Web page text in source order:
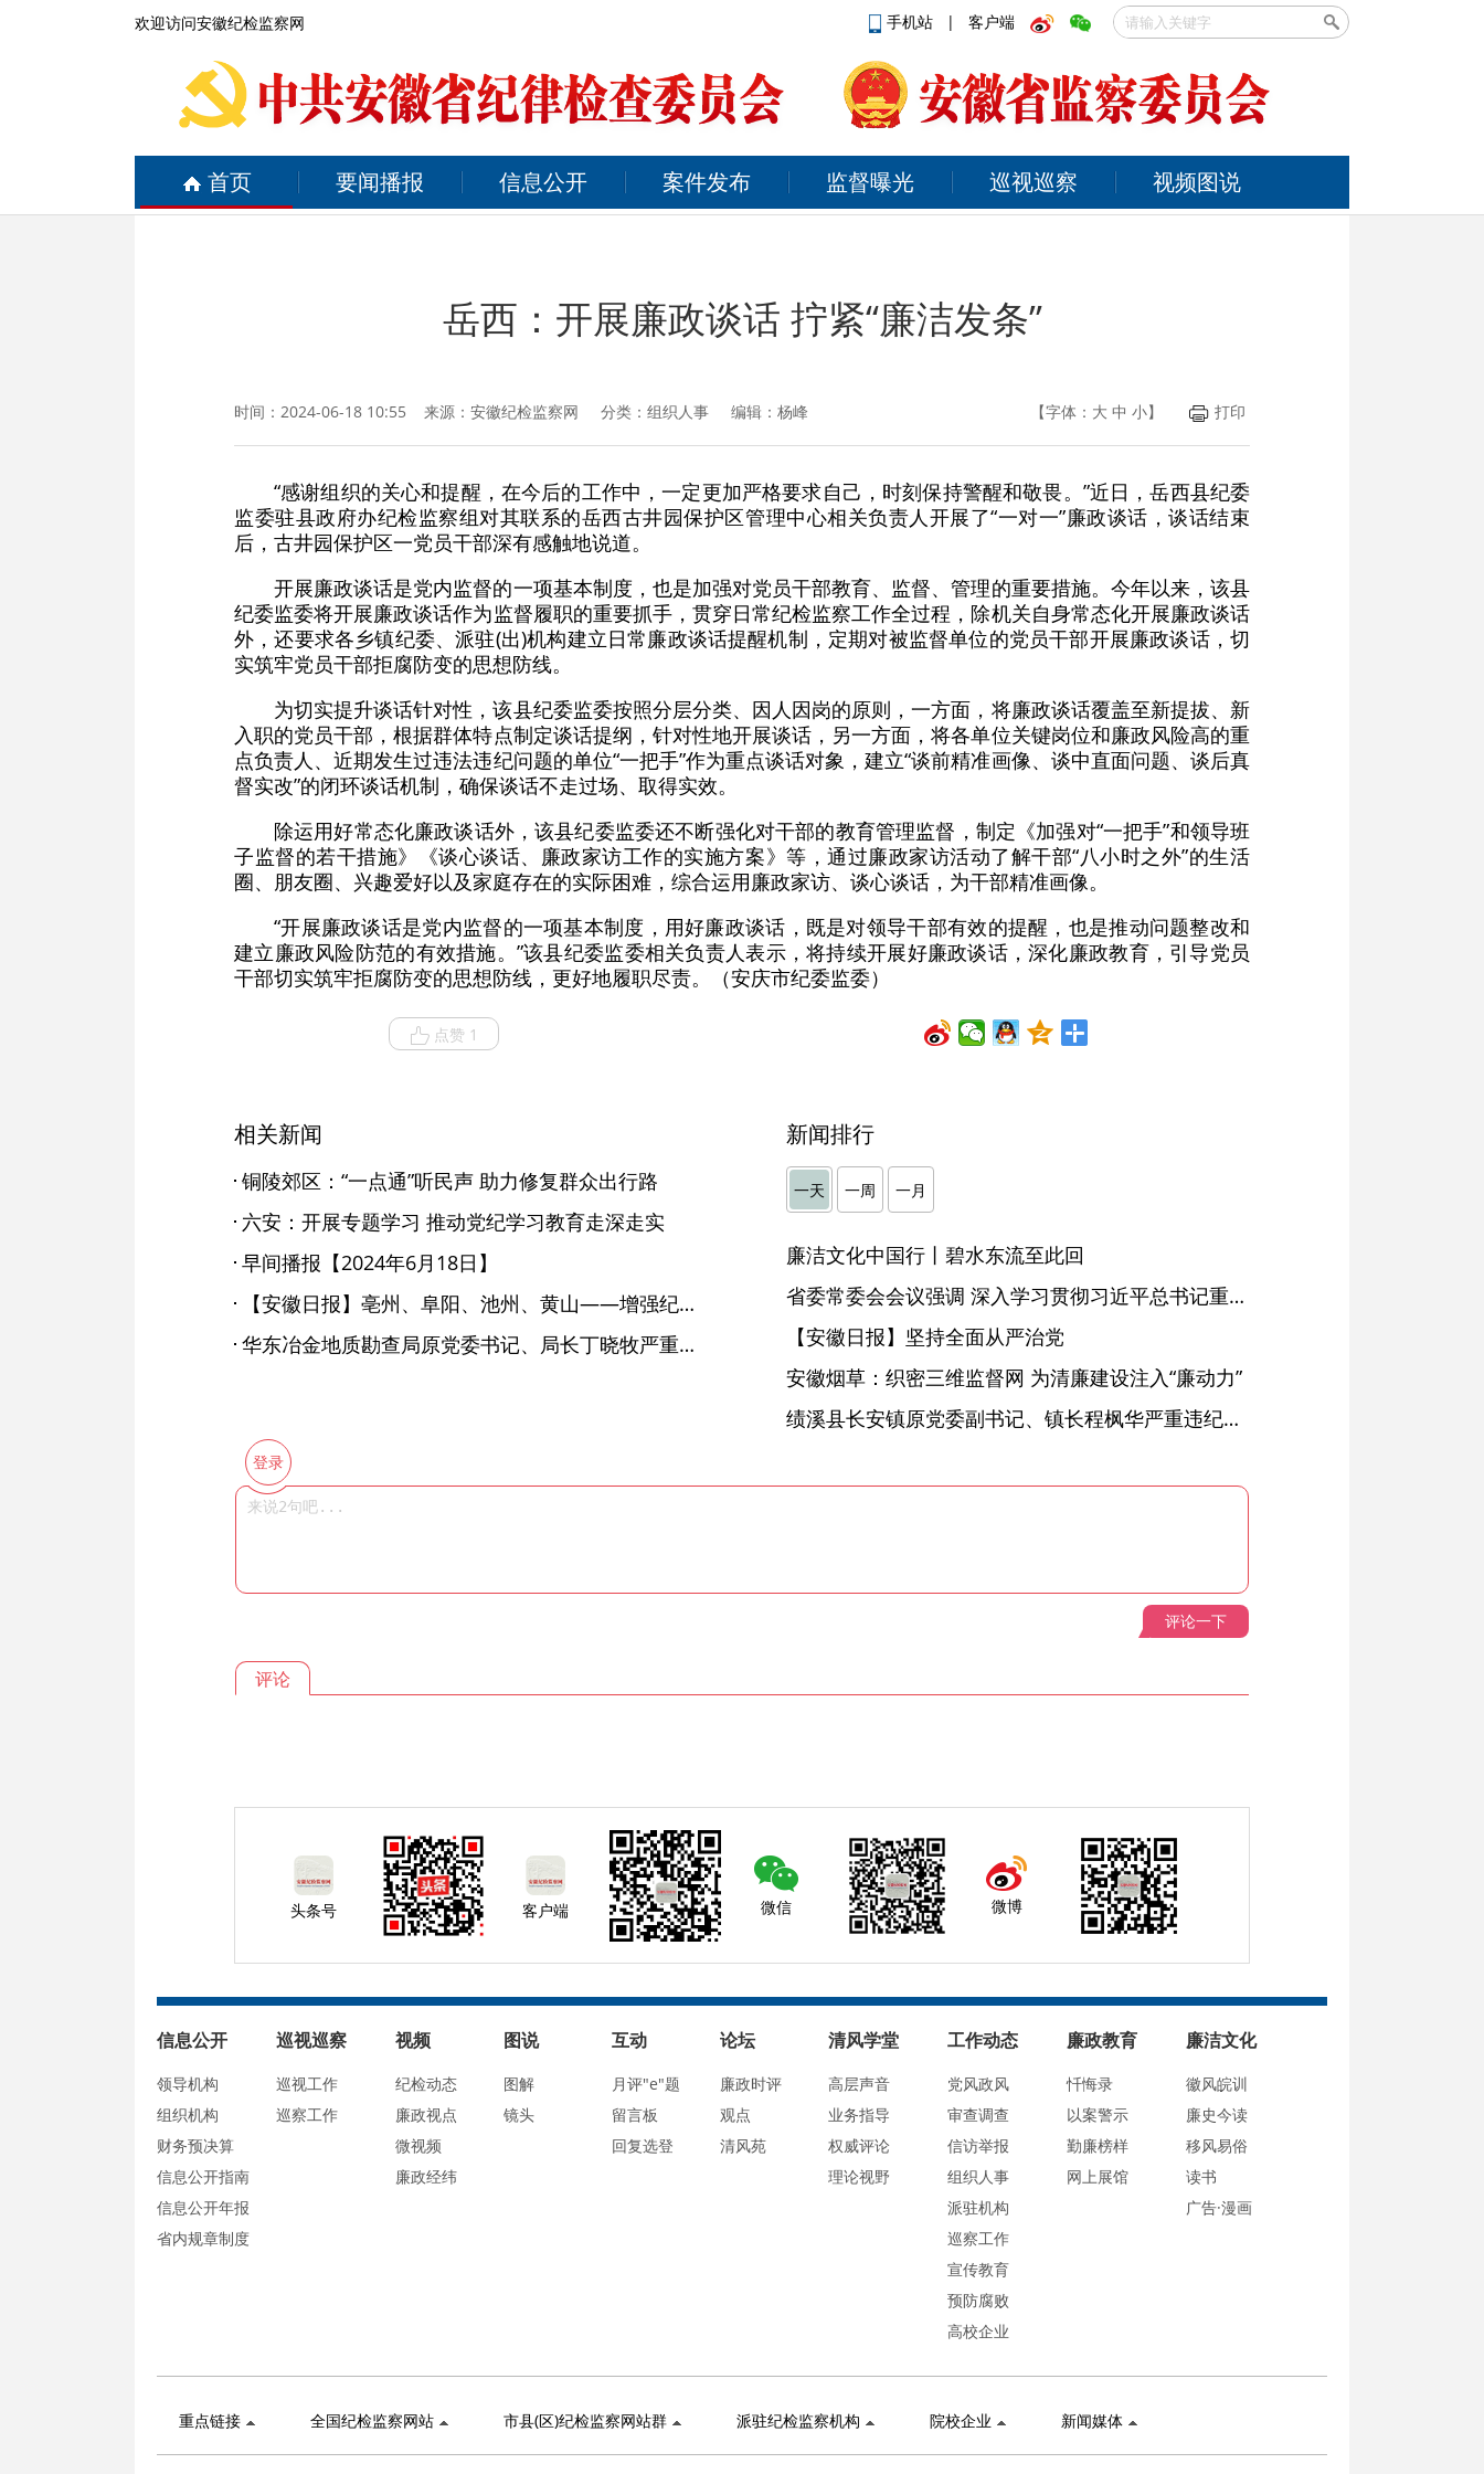
欢迎访问安徽纪检监察网 手机站 | 客户端
首页 要闻播报 信息公开 案件发布 监督曝光 巡视巡察 视频图说
岳西：开展廉政谈话 拧紧“廉洁发条”
时间：2024-06-18 10:55 来源： 安徽纪检监察网 分类：组织人事 编辑：杨峰 【字体： 大 中 小】 打印
“感谢组织的关心和提醒，在今后的工作中，一定更加严格要求自己，时刻保持警醒和敬畏。”近日，岳西县纪委
监委驻县政府办纪检监察组对其联系的岳西古井园保护区管理中心相关负责人开展了“一对一”廉政谈话，谈话结束
后，古井园保护区一党员干部深有感触地说道。
开展廉政谈话是党内监督的一项基本制度，也是加强对党员干部教育、监督、管理的重要措施。今年以来，该县
纪委监委将开展廉政谈话作为监督履职的重要抓手，贯穿日常纪检监察工作全过程，除机关自身常态化开展廉政谈话
外，还要求各乡镇纪委、派驻(出)机构建立日常廉政谈话提醒机制，定期对被监督单位的党员干部开展廉政谈话，切
实筑牢党员干部拒腐防变的思想防线。
为切实提升谈话针对性，该县纪委监委按照分层分类、因人因岗的原则，一方面，将廉政谈话覆盖至新提拔、新
入职的党员干部，根据群体特点制定谈话提纲，针对性地开展谈话，另一方面，将各单位关键岗位和廉政风险高的重
点负责人、近期发生过违法违纪问题的单位“一把手”作为重点谈话对象，建立“谈前精准画像、谈中直面问题、谈后真
督实改”的闭环谈话机制，确保谈话不走过场、取得实效。
除运用好常态化廉政谈话外，该县纪委监委还不断强化对干部的教育管理监督，制定《加强对“一把手”和领导班
子监督的若干措施》《谈心谈话、廉政家访工作的实施方案》等，通过廉政家访活动了解干部“八小时之外”的生活
圈、朋友圈、兴趣爱好以及家庭存在的实际困难，综合运用廉政家访、谈心谈话，为干部精准画像。
“开展廉政谈话是党内监督的一项基本制度，用好廉政谈话，既是对领导干部有效的提醒，也是推动问题整改和
建立廉政风险防范的有效措施。”该县纪委监委相关负责人表示，将持续开展好廉政谈话，深化廉政教育，引导党员
干部切实筑牢拒腐防变的思想防线，更好地履职尽责。（安庆市纪委监委）
点赞 1
相关新闻
铜陵郊区：“一点通”听民声 助力修复群众出行路
六安：开展专题学习 推动党纪学习教育走深走实
早间播报【2024年6月18日】
【安徽日报】亳州、阜阳、池州、黄山——增强纪律意识 提高党性修养
华东冶金地质勘查局原党委书记、局长丁晓牧严重违纪违法被开除党籍和公职
新闻排行
一天 一周 一月
廉洁文化中国行丨碧水东流至此回
省委常委会会议强调 深入学习贯彻习近平总书记重要讲话精神 以高质量党建引领高质量发展 梁言顺主持并讲话
【安徽日报】坚持全面从严治党
安徽烟草：织密三维监督网 为清廉建设注入“廉动力”
绩溪县长安镇原党委副书记、镇长程枫华严重违纪违法被开除党籍和公职
登录
评论一下
评论
头条号 客户端 微信 微博
信息公开
领导机构
组织机构
财务预决算
信息公开指南
信息公开年报
省内规章制度
巡视巡察
巡视工作
巡察工作
视频
纪检动态
廉政视点
微视频
廉政经纬
图说
图解
镜头
互动
月评"e"题
留言板
回复选登
论坛
廉政时评
观点
清风苑
清风学堂
高层声音
业务指导
权威评论
理论视野
工作动态
党风政风
审查调查
信访举报
组织人事
派驻机构
巡察工作
宣传教育
预防腐败
高校企业
廉政教育
忏悔录
以案警示
勤廉榜样
网上展馆
廉洁文化
徽风皖训
廉史今读
移风易俗
读书
广告·漫画
重点链接 全国纪检监察网站 市县(区)纪检监察网站群 派驻纪检监察机构 院校企业 新闻媒体